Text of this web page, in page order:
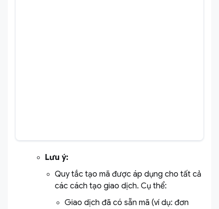
Lưu ý:
Quy tắc tạo mã được áp dụng cho tất cả
các cách tạo giao dịch. Cụ thể:
Giao dịch đã có sẵn mã (ví dụ: đơn